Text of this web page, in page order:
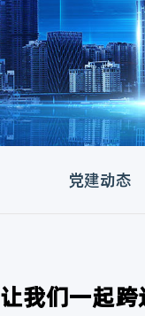
党建动态
让我们一起